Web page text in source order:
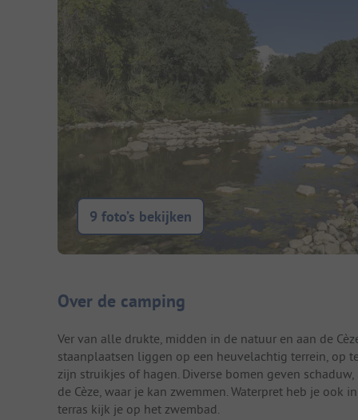
9 foto’s bekijken
Camping introductie
Over de camping
Ver van alle drukte, midden in de natuur en aan de
staanplaatsen liggen op een heuvelachtig terrein, op
zijn struikjes of hagen. Diverse bomen geven
de Cèze, waar je kan zwemmen. Waterpret heb je
terras kijk je op het zwembad.